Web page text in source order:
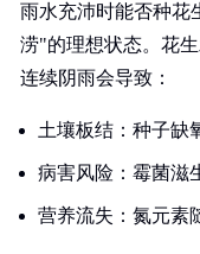
雨水充沛时能否种花
涝"的理想状态。花
连续阴雨会导致：
土壤板结：种子缺
病害风险：霉菌滋
营养流失：氮元素